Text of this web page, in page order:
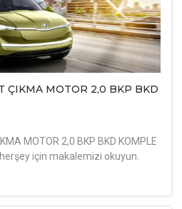
ÇIKMA MOTOR 2,0 BKP BKD
MOTOR 2,0 BKP BKD KOMPLE
için makalemizi okuyun.